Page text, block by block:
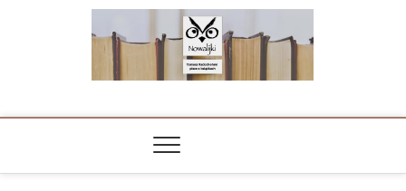
NOWALIJKI